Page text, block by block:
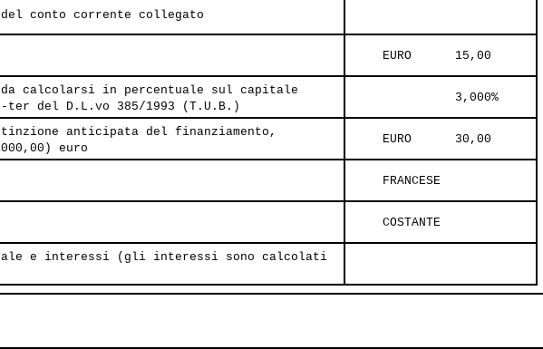
conto corrente collegato
     EURO      15,00
calcolarsi in percentuale sul capitale
del D.L.vo 385/1993 (T.U.B.)
               3,000%
anticipata del finanziamento,
euro
     EURO      30,00
     FRANCESE
     COSTANTE
e interessi (gli interessi sono calcolati